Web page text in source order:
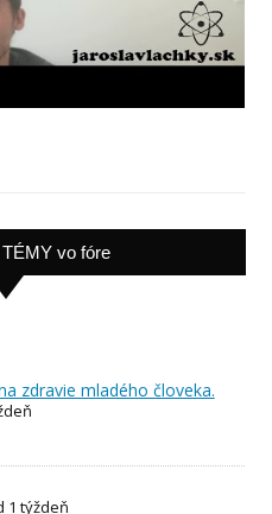
vo fóre
zdravie mladého človeka.
1 týždeň